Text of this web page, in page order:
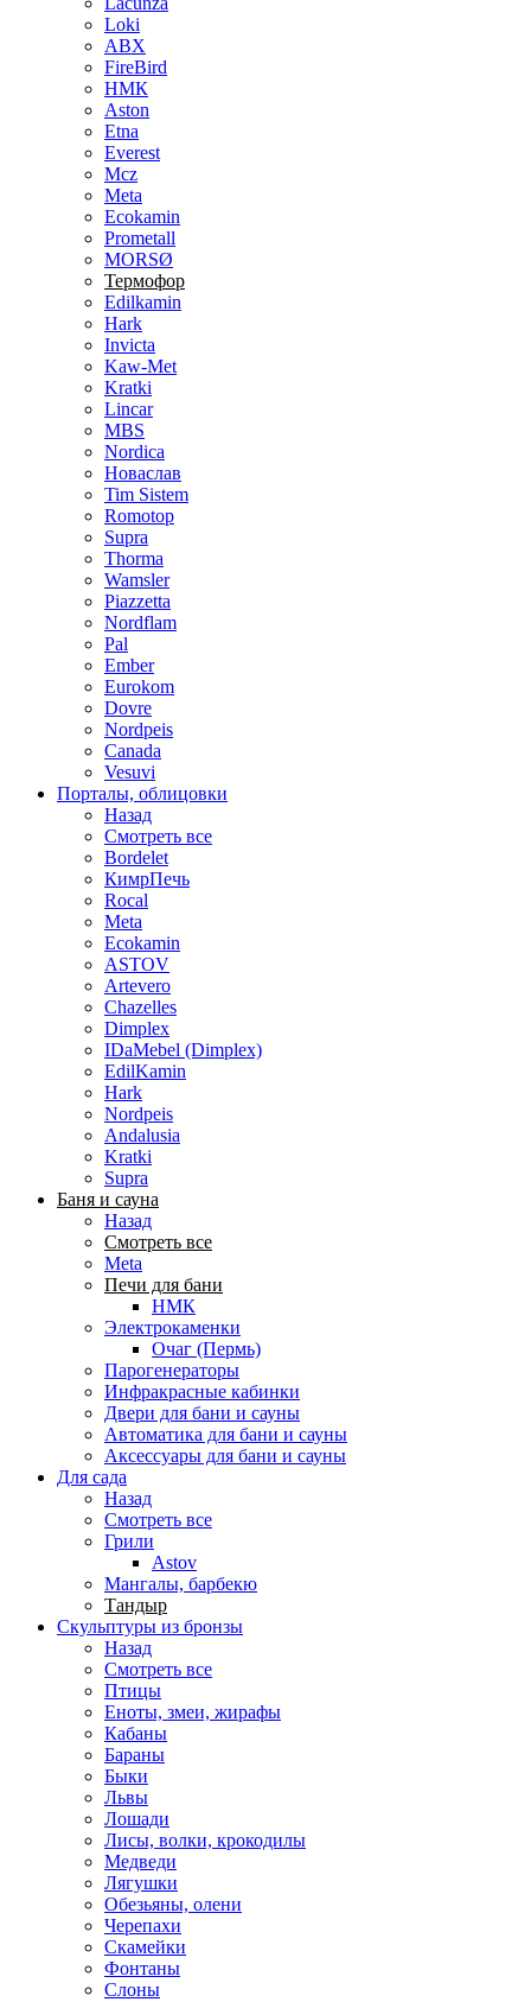
Loki
ABX
FireBird
НМК
Aston
Etna
Everest
Mcz
Meta
Ecokamin
Prometall
MORSØ
Термофор
Edilkamin
Hark
Invicta
Kaw-Met
Kratki
Lincar
MBS
Nordica
Новаслав
Tim Sistem
Romotop
Supra
Thorma
Wamsler
Piazzetta
Nordflam
Pal
Ember
Eurokom
Dovre
Nordpeis
Canada
Vesuvi
Порталы, облицовки
Назад
Смотреть все
Bordelet
КимрПечь
Rocal
Meta
Ecokamin
ASTOV
Artevero
Chazelles
Dimplex
IDaMebel (Dimplex)
EdilKamin
Hark
Nordpeis
Andalusia
Kratki
Supra
Баня и сауна
Назад
Смотреть все
Meta
Печи для бани
НМК
Электрокаменки
Очаг (Пермь)
Парогенераторы
Инфракрасные кабинки
Двери для бани и сауны
Автоматика для бани и сауны
Аксессуары для бани и сауны
Для сада
Назад
Смотреть все
Грили
Astov
Мангалы, барбекю
Тандыр
Скульптуры из бронзы
Назад
Смотреть все
Птицы
Еноты, змеи, жирафы
Кабаны
Бараны
Быки
Львы
Лошади
Лисы, волки, крокодилы
Медведи
Лягушки
Обезьяны, олени
Черепахи
Скамейки
Фонтаны
Слоны